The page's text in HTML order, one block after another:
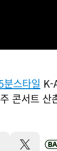
분스타일 K-
콘서트 산